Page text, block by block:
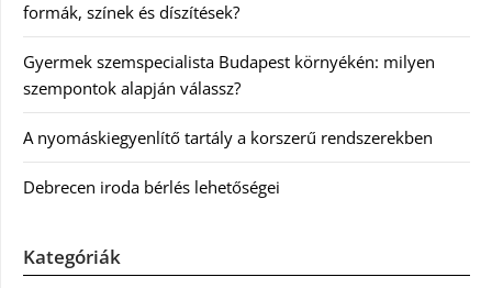
formák, színek és díszítések?
Gyermek szemspecialista Budapest környékén: milyen
szempontok alapján válassz?
A nyomáskiegyenlítő tartály a korszerű rendszerekben
Debrecen iroda bérlés lehetőségei
Kategóriák